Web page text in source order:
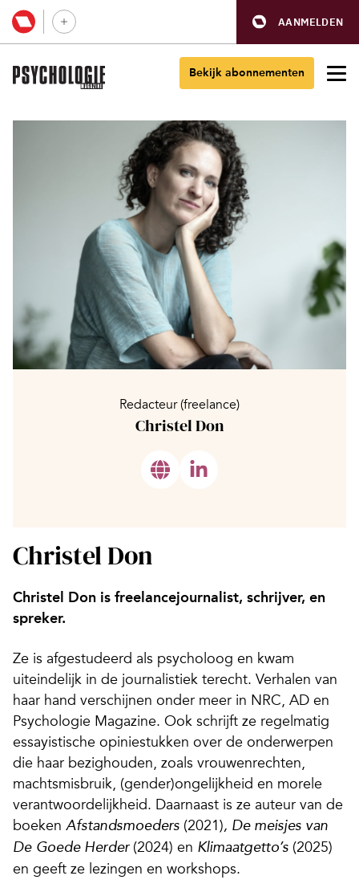
AANMELDEN
Bekijk abonnementen
Redacteur (freelance)
Christel Don
Christel Don
Christel Don is freelancejournalist, schrijver, en
spreker.
Ze is afgestudeerd als psycholoog en kwam
uiteindelijk in de journalistiek terecht. Verhalen van
haar hand verschijnen onder meer in NRC, AD en
Psychologie Magazine. Ook schrijft ze regelmatig
essayistische opiniestukken over de onderwerpen
die haar bezighouden, zoals vrouwenrechten,
machtsmisbruik, (gender)ongelijkheid en morele
verantwoordelijkheid. Daarnaast is ze auteur van de
boeken Afstandsmoeders (2021), De meisjes van
De Goede Herder(2024) en Klimaatgetto’s (2025)
en geeft ze lezingen en workshops.